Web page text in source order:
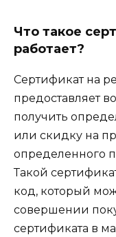
Что такое
работает?
Сертификат на
предоставляет
получить
или скидку на
определенного
Такой
код, который
совершении
сертификата в